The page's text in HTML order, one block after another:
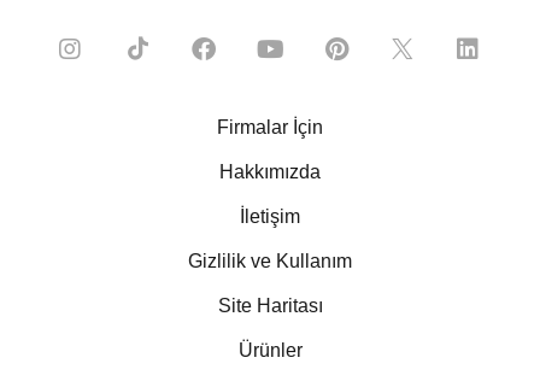
Firmalar İçin
Hakkımızda
İletişim
Gizlilik ve Kullanım
Site Haritası
Ürünler